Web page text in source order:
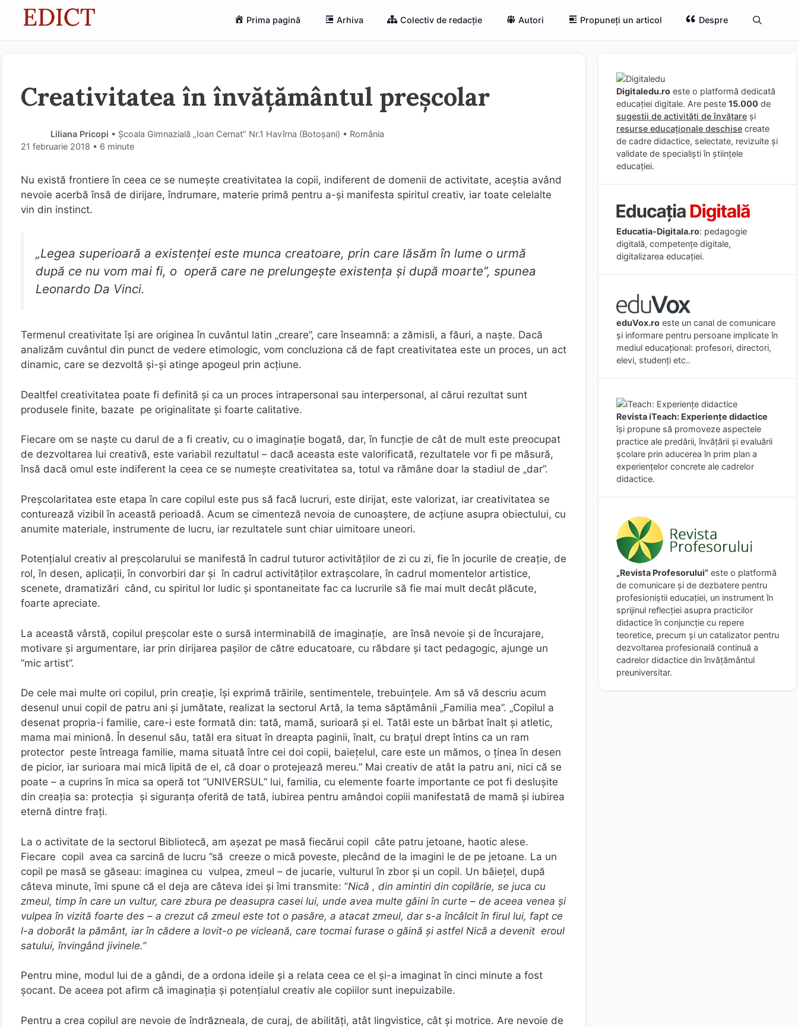
Prima pagină Arhiva Colectiv de redacție Autori Propuneți un articol Despre
Creativitatea în învățământul preșcolar
Liliana Pricopi • Școala Gimnazială „Ioan Cernat” Nr.1 Havîrna (Botoşani) • România
21 februarie 2018 • 6 minute
Nu există frontiere în ceea ce se numeşte creativitatea la copii, indiferent de domenii de activitate, aceştia având
nevoie acerbă însă de dirijare, îndrumare, materie primă pentru a-şi manifesta spiritul creativ, iar toate celelalte
vin din instinct.
„Legea superioară a existenţei este munca creatoare, prin care lăsăm în lume o urmă
după ce nu vom mai fi, o operă care ne prelungeşte existenţa şi după moarte”, spunea
Leonardo Da Vinci.
Termenul creativitate îşi are originea în cuvântul latin „creare”, care înseamnă: a zămisli, a făuri, a naşte. Dacă
analizăm cuvântul din punct de vedere etimologic, vom concluziona că de fapt creativitatea este un proces, un act
dinamic, care se dezvoltă şi-şi atinge apogeul prin acţiune.
Dealtfel creativitatea poate fi definită şi ca un proces intrapersonal sau interpersonal, al cărui rezultat sunt
produsele finite, bazate pe originalitate şi foarte calitative.
Fiecare om se naşte cu darul de a fi creativ, cu o imaginaţie bogată, dar, în funcţie de cât de mult este preocupat
de dezvoltarea lui creativă, este variabil rezultatul – dacă aceasta este valorificată, rezultatele vor fi pe măsură,
însă dacă omul este indiferent la ceea ce se numeşte creativitatea sa, totul va rămâne doar la stadiul de „dar”.
Preşcolaritatea este etapa în care copilul este pus să facă lucruri, este dirijat, este valorizat, iar creativitatea se
conturează vizibil în această perioadă. Acum se cimenteză nevoia de cunoaştere, de acţiune asupra obiectului, cu
anumite materiale, instrumente de lucru, iar rezultatele sunt chiar uimitoare uneori.
Potenţialul creativ al preşcolarului se manifestă în cadrul tuturor activităţilor de zi cu zi, fie în jocurile de creaţie, de
rol, în desen, aplicaţii, în convorbiri dar şi în cadrul activităţilor extraşcolare, în cadrul momentelor artistice,
scenete, dramatizări când, cu spiritul lor ludic şi spontaneitate fac ca lucrurile să fie mai mult decât plăcute,
foarte apreciate.
La această vârstă, copilul preşcolar este o sursă interminabilă de imaginaţie, are însă nevoie şi de încurajare,
motivare şi argumentare, iar prin dirijarea paşilor de către educatoare, cu răbdare şi tact pedagogic, ajunge un
”mic artist”.
De cele mai multe ori copilul, prin creaţie, îşi exprimă trăirile, sentimentele, trebuinţele. Am să vă descriu acum
desenul unui copil de patru ani şi jumătate, realizat la sectorul Artă, la tema săptămânii „Familia mea”. „Copilul a
desenat propria-i familie, care-i este formată din: tată, mamă, surioară şi el. Tatăl este un bărbat înalt şi atletic,
mama mai minionă. În desenul său, tatăl era situat în dreapta paginii, înalt, cu braţul drept întins ca un ram
protector peste întreaga familie, mama situată între cei doi copii, baieţelul, care este un mămos, o ţinea în desen
de picior, iar surioara mai mică lipită de el, că doar o protejează mereu.” Mai creativ de atât la patru ani, nici că se
poate – a cuprins în mica sa operă tot ”UNIVERSUL” lui, familia, cu elemente foarte importante ce pot fi desluşite
din creaţia sa: protecţia şi siguranţa oferită de tată, iubirea pentru amândoi copiii manifestată de mamă şi iubirea
eternă dintre fraţi.
La o activitate de la sectorul Bibliotecă, am aşezat pe masă fiecărui copil câte patru jetoane, haotic alese.
Fiecare copil avea ca sarcină de lucru ”să creeze o mică poveste, plecând de la imagini le de pe jetoane. La un
copil pe masă se găseau: imaginea cu vulpea, zmeul – de jucarie, vulturul în zbor şi un copil. Un băieţel, după
câteva minute, îmi spune că el deja are câteva idei şi îmi transmite: ”Nică , din amintiri din copilărie, se juca cu
zmeul, timp în care un vultur, care zbura pe deasupra casei lui, unde avea multe găini în curte – de aceea venea şi
vulpea în vizită foarte des – a crezut că zmeul este tot o pasăre, a atacat zmeul, dar s-a încâlcit în firul lui, fapt ce
l-a doborât la pământ, iar în cădere a lovit-o pe vicleană, care tocmai furase o găină şi astfel Nică a devenit eroul
satului, învingând jivinele.”
Pentru mine, modul lui de a gândi, de a ordona ideile şi a relata ceea ce el şi-a imaginat în cinci minute a fost
şocant. De aceea pot afirm că imaginaţia şi potenţialul creativ ale copiilor sunt inepuizabile.
Pentru a crea copilul are nevoie de îndrăzneala, de curaj, de abilități, atât lingvistice, cât şi motrice. Are nevoie de
Digitaledu.ro este o platformă dedicată
educației digitale. Are peste 15.000 de
sugestii de activități de învățare și
resurse educaționale deschise create
de cadre didactice, selectate, revizuite și
validate de specialiști în științele
educației.
Educatia-Digitala.ro: pedagogie
digitală, competențe digitale,
digitalizarea educației.
eduVox.ro este un canal de comunicare
și informare pentru persoane implicate în
mediul educațional: profesori, directori,
elevi, studenți etc..
Revista iTeach: Experienţe didactice
îşi propune să promoveze aspectele
practice ale predării, învăţării şi evaluării
şcolare prin aducerea în prim plan a
experienţelor concrete ale cadrelor
didactice.
„Revista Profesorului” este o platformă
de comunicare și de dezbatere pentru
profesioniștii educației, un instrument în
sprijinul reflecției asupra practicilor
didactice în conjuncție cu repere
teoretice, precum și un catalizator pentru
dezvoltarea profesională continuă a
cadrelor didactice din învățământul
preuniversitar.